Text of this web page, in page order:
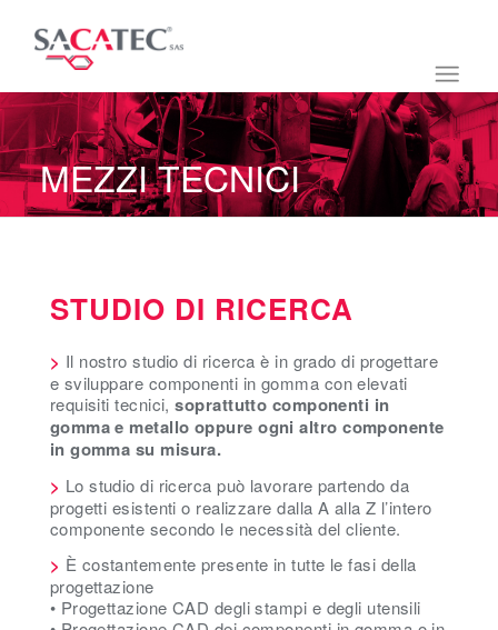
MEZZI TECNICI
STUDIO DI RICERCA
> Il nostro studio di ricerca è in grado di progettare
e sviluppare componenti in gomma con elevati
requisiti tecnici, soprattutto componenti in
gomma e metallo oppure ogni altro componente
in gomma su misura.
> Lo studio di ricerca può lavorare partendo da
progetti esistenti o realizzare dalla A alla Z l’intero
componente secondo le necessità del cliente.
> È costantemente presente in tutte le fasi della
progettazione
• Progettazione CAD degli stampi e degli utensili